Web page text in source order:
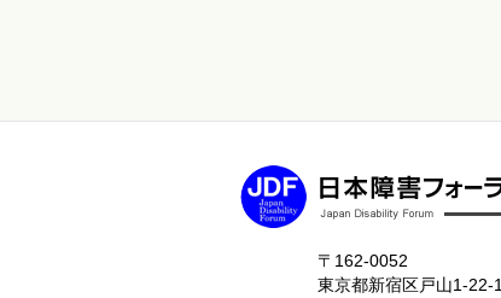
〒162-0052
東京都新宿区戸山1-22-1